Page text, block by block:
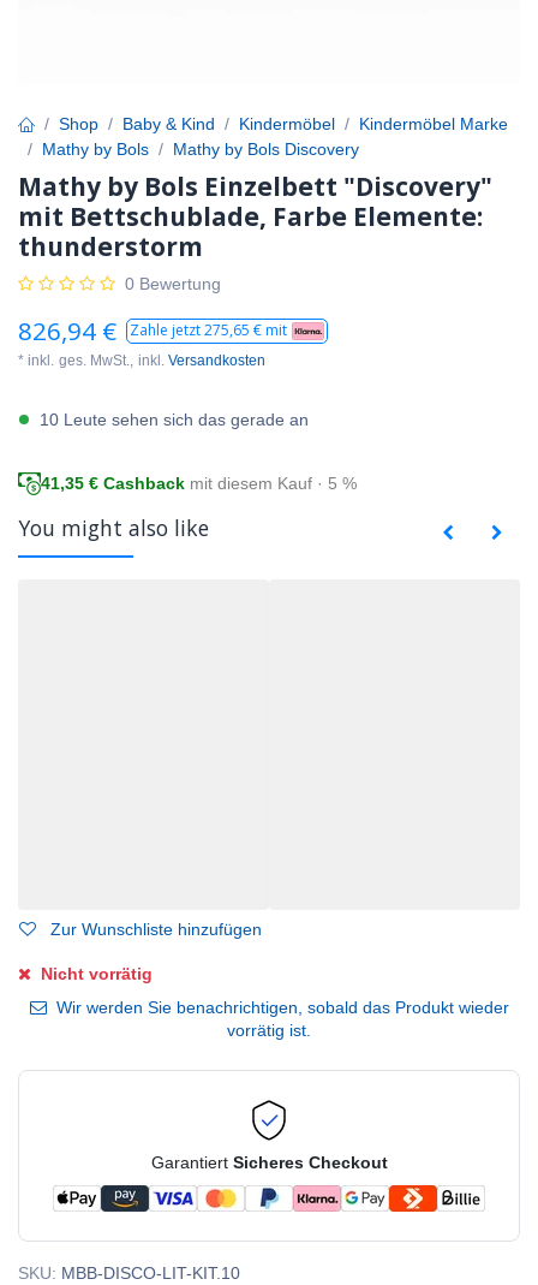
Shop Baby & Kind Kindermöbel
Kindermöbel Marke
Mathy by Bols
Mathy by Bols Discovery
Mathy by Bols Einzelbett "Discovery"
mit Bettschublade, Farbe Elemente:
thunderstorm
0 Bewertung
826,94 € Zahle jetzt275,65 € mit
* inkl. ges. MwSt., inkl. Versandkosten
10 Leute sehen sich das gerade an
41,35 € Cashback mit diesem Kauf · 5 %
You might also like
Zur Wunschliste hinzufügen
Nicht vorrätig
Wir werden Sie benachrichtigen, sobald das Produkt wieder
vorrätig ist.
Garantiert Sicheres Checkout
SKU: MBB-DISCO-LIT-KIT.10